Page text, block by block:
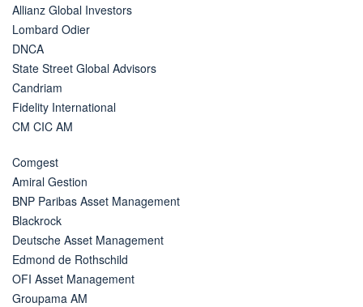
Allianz Global Investors
Lombard Odier
DNCA
State Street Global Advisors
Candriam
Fidelity International
CM CIC AM
Comgest
Amiral Gestion
BNP Paribas Asset Management
Blackrock
Deutsche Asset Management
Edmond de Rothschild
OFI Asset Management
Groupama AM